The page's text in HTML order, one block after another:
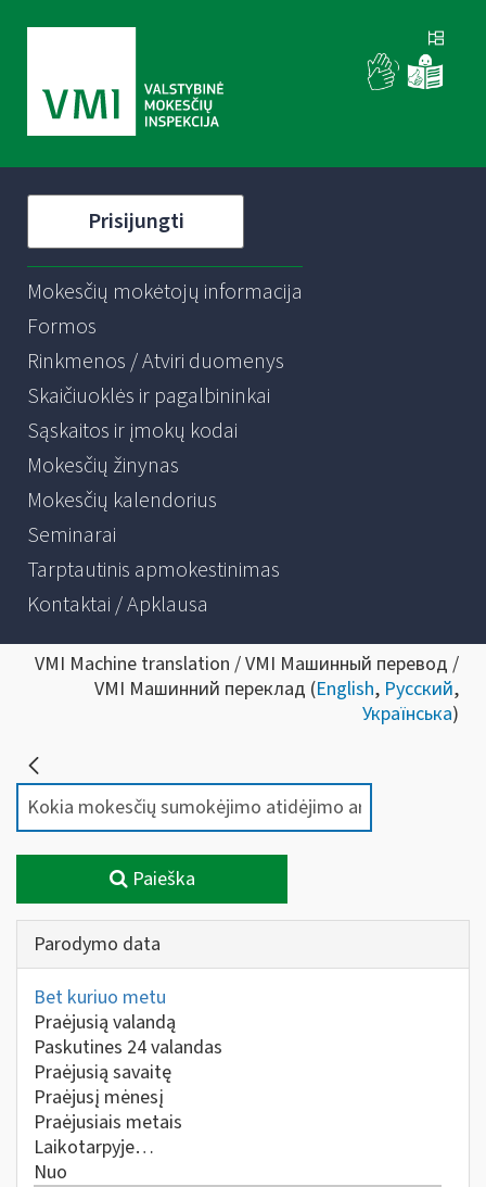
Prisijungti
Mokesčių mokėtojų informacija
Formos
Rinkmenos / Atviri duomenys
Skaičiuoklės ir pagalbininkai
Sąskaitos ir įmokų kodai
Mokesčių žinynas
Mokesčių kalendorius
Seminarai
Tarptautinis apmokestinimas
Kontaktai / Apklausa
VMI Machine translation / VMI Машинный перевод /
VMI Машинний переклад (English, Русский,
Українська)
Paieška
Parodymo data
Bet kuriuo metu
Praėjusią valandą
Paskutines 24 valandas
Praėjusią savaitę
Praėjusį mėnesį
Praėjusiais metais
Laikotarpyje…
Nuo